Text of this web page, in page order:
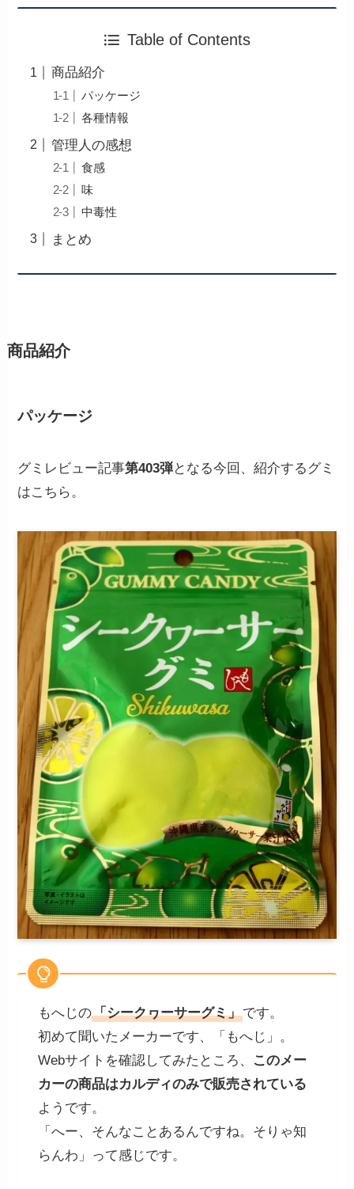
Table of Contents
商品紹介
パッケージ
各種情報
管理人の感想
食感
味
中毒性
まとめ
商品紹介
パッケージ
グミレビュー記事第403弾となる今回、紹介するグミ
はこちら。
もへじの「シークヮーサーグミ」です。
初めて聞いたメーカーです、「もへじ」。
Webサイトを確認してみたところ、
このメー
カーの商品はカルディのみで販売されている
ようです。
「へー、そんなことあるんですね。そりゃ知
らんわ」って感じです。